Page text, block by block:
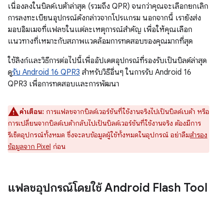
เนื่องลงในบิลด์เบต้าล่าสุด (รวมถึง QPR) จนกว่าคุณจะเลือกยกเลิก
การลงทะเบียนอุปกรณ์ดังกล่าวจากโปรแกรม นอกจากนี้ เรายังส่ง
มอบอิมเมจที่แฟลชในแต่ละเหตุการณ์สำคัญ เพื่อให้คุณเลือก
แนวทางที่เหมาะกับสภาพแวดล้อมการทดสอบของคุณมากที่สุด
ใช้ลิงก์และวิธีการต่อไปนี้เพื่ออัปเดตอุปกรณ์ที่รองรับเป็นบิลด์ล่าสุด
ดูรับ Android 16 QPR3 สำหรับวิธีอื่นๆ ในการรับ Android 16
QPR3 เพื่อการทดสอบและการพัฒนา
คำเตือน: การแฟลชจากบิลด์เวอร์ชันที่ใช้งานจริงไปเป็นบิลด์เบต้า หรือ
การเปลี่ยนจากบิลด์เบต้ากลับไปเป็นบิลด์เวอร์ชันที่ใช้งานจริง ต้องมีการ
รีเซ็ตอุปกรณ์ทั้งหมด ซึ่งจะลบข้อมูลผู้ใช้ทั้งหมดในอุปกรณ์ อย่าลืมสำรอง
ข้อมูลจาก Pixel ก่อน
แฟลชอุปกรณ์โดยใช้ Android Flash Tool